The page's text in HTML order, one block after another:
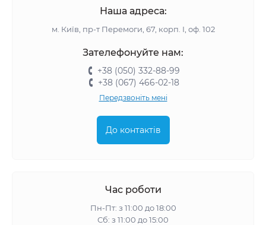
Наша адреса:
м. Київ, пр-т Перемоги, 67, корп. І, оф. 102
Зателефонуйте нам:
+38 (050) 332-88-99
+38 (067) 466-02-18
Передзвоніть мені
До контактів
Час роботи
Пн-Пт: з 11:00 до 18:00
Сб: з 11:00 до 15:00